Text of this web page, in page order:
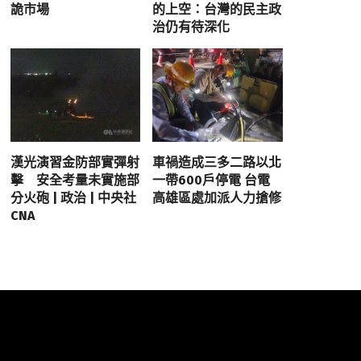
詭市場
的上空：台灣的民主政
治仍有待深化
漢光演習金防部實彈射
擊 安全考量未實施部
分火砲 | 政治 | 中央社
CNA
車禍造成三多二路以北
一帶600戶停電 台電
高雄區處加派人力搶修